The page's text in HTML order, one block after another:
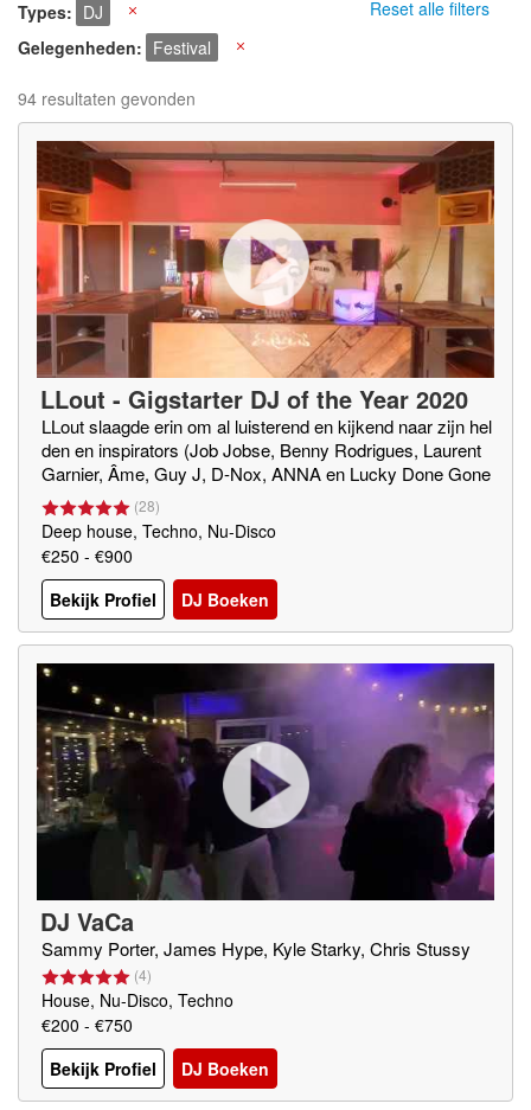
Reset alle filters
Types DJ
Gelegenheden
Festival
94 resultaten gevonden
LLout - Gigstarter DJ of the Year 2020
LLout slaagde erin om al luisterend en kijkend naar zijn hel
den en inspirators (Job Jobse, Benny Rodrigues, Laurent
Garnier, Âme, Guy J, D-Nox, ANNA en Lucky Done Gone
(o.v.a.)) een eigen eclectische sound te belichamen. DUS:
Elke klus durft ie aan!
(28)
Deep house, Techno, Nu-Disco
€250 - €900
Bekijk Profiel
DJ Boeken
DJ VaCa
Sammy Porter, James Hype, Kyle Starky, Chris Stussy
(4)
House, Nu-Disco, Techno
€200 - €750
Bekijk Profiel
DJ Boeken